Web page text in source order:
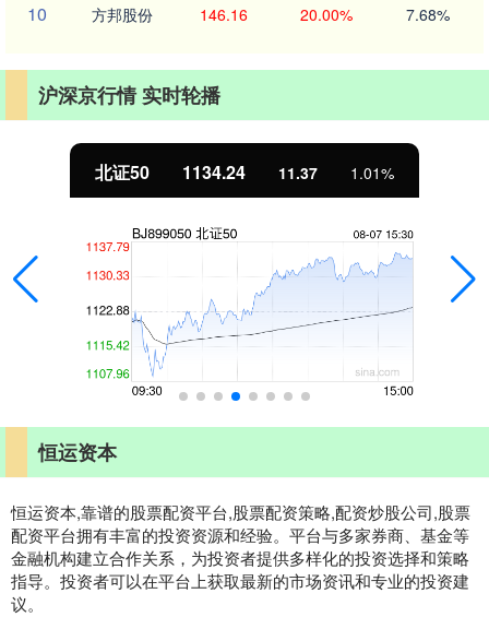
10 方邦股份 146.16 20.00% 7.68%
沪深京行情 实时轮播
北证50 1134.24 11.37 1.01%
恒运资本
恒运资本,靠谱的股票配资平台,股票配资策略,配资炒股公司,股票
配资平台拥有丰富的投资资源和经验。平台与多家券商、基金等
金融机构建立合作关系，为投资者提供多样化的投资选择和策略
指导。投资者可以在平台上获取最新的市场资讯和专业的投资建
议。